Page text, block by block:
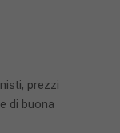
prezzi
di buona